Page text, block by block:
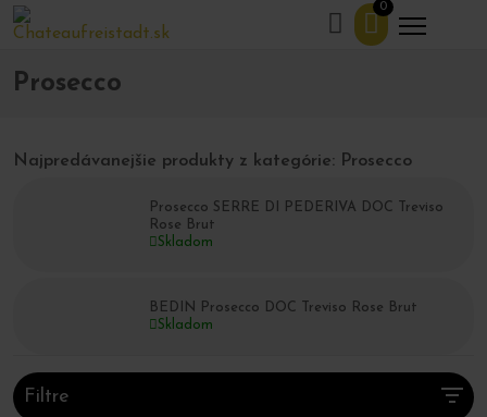
0
Domov
Prosecco
Najpredávanejšie produkty z kategórie: Prosecco
Prosecco SERRE DI PEDERIVA DOC Treviso
Rose Brut
Skladom
BEDIN Prosecco DOC Treviso Rose Brut
Skladom
Filtre